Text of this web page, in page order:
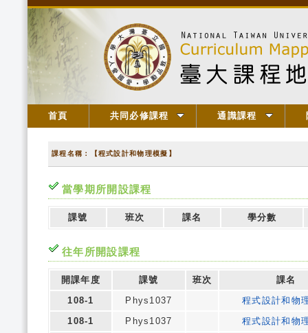
首頁 共同必修課程 通識課程
課程名稱：【程式設計和物理模擬】
當學期所開設課程
課號 班次 課名 學分數
往年所開設課程
開課年度 課號 班次
課名
108-1
Phys1037
程式設計和物
108-1
Phys1037
程式設計和物